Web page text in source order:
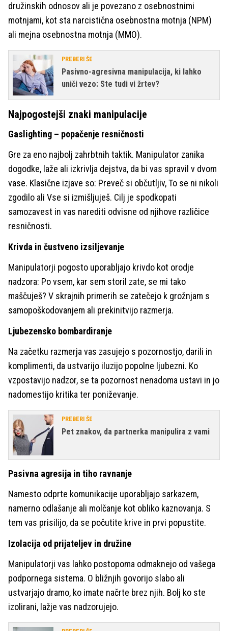
družinskih odnosov ali je povezano z osebnostnimi
motnjami, kot sta narcistična osebnostna motnja (NPM)
ali mejna osebnostna motnja (MMO).
PREBERI ŠE
Pasivno-agresivna manipulacija, ki lahko
uniči vezo: Ste tudi vi žrtev?
Najpogostejši znaki manipulacije
Gaslighting – popačenje resničnosti
Gre za eno najbolj zahrbtnih taktik. Manipulator zanika
dogodke, laže ali izkrivlja dejstva, da bi vas spravil v dvom
vase. Klasične izjave so: Preveč si občutljiv, To se ni nikoli
zgodilo ali Vse si izmišljuješ. Cilj je spodkopati
samozavest in vas narediti odvisne od njihove različice
resničnosti.
Krivda in čustveno izsiljevanje
Manipulatorji pogosto uporabljajo krivdo kot orodje
nadzora: Po vsem, kar sem storil zate, se mi tako
maščuješ? V skrajnih primerih se zatečejo k grožnjam s
samopoškodovanjem ali prekinitvijo razmerja.
Ljubezensko bombardiranje
Na začetku razmerja vas zasujejo s pozornostjo, darili in
komplimenti, da ustvarijo iluzijo popolne ljubezni. Ko
vzpostavijo nadzor, se ta pozornost nenadoma ustavi in jo
nadomestijo kritika ter poniževanje.
PREBERI ŠE
Pet znakov, da partnerka manipulira z vami
Pasivna agresija in tiho ravnanje
Namesto odprte komunikacije uporabljajo sarkazem,
namerno odlašanje ali molčanje kot obliko kaznovanja. S
tem vas prisilijo, da se počutite krive in prvi popustite.
Izolacija od prijateljev in družine
Manipulatorji vas lahko postopoma odmaknejo od vašega
podpornega sistema. O bližnjih govorijo slabo ali
ustvarjajo dramo, ko imate načrte brez njih. Bolj ko ste
izolirani, lažje vas nadzorujejo.